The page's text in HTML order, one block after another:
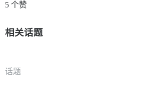
5 个赞
相关话题
话题